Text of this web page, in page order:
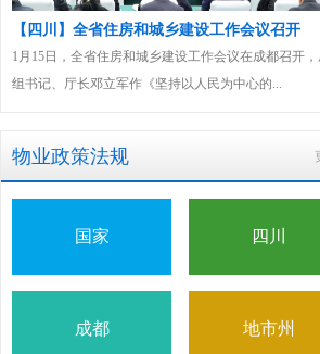
开，厅党
【全国】全国住房城乡建设工作会议
全国住房城乡建设工作会议在京召开接续奋
现“十五五”住房城乡建设高质量发展良好开...
物业政策法规
国家 四川
成都 地市州